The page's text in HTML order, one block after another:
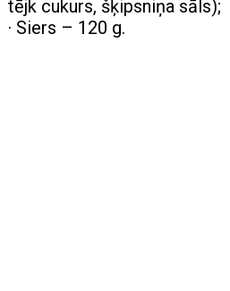
tējk cukurs, šķipsniņa sāls);
· Siers – 120 g.